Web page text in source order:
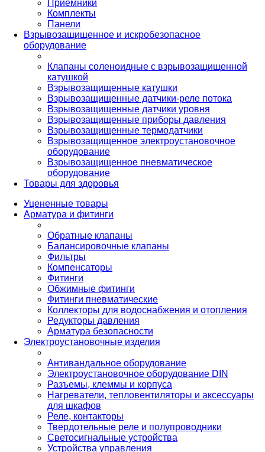
Приемники
Комплекты
Панели
Взрывозащищенное и искробезопасное
оборудование
Клапаны соленоидные с взрывозащищенной
катушкой
Взрывозащищенные катушки
Взрывозащищенные датчики-реле потока
Взрывозащищенные датчики уровня
Взрывозащищенные приборы давления
Взрывозащищенные термодатчики
Взрывозащищенное электроустановочное
оборудование
Взрывозащищенное пневматическое
оборудование
Товары для здоровья
Уцененные товары
Арматура и фитинги
Обратные клапаны
Балансировочные клапаны
Фильтры
Компенсаторы
Фитинги
Обжимные фитинги
Фитинги пневматические
Коллекторы для водоснабжения и отопления
Редукторы давления
Арматура безопасности
Электроустановочные изделия
Антивандальное оборудование
Электроустановочное оборудование DIN
Разъемы, клеммы и корпуса
Нагреватели, тепловентиляторы и аксессуары
для шкафов
Реле, контакторы
Твердотельные реле и полупроводники
Светосигнальные устройства
Устройства управления